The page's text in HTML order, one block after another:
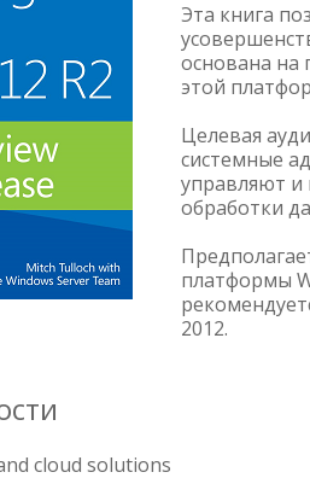
Эта книга
основана на
этой
Целевая
системные
управляют и
обработки
платформы
2012.
cloud solutions